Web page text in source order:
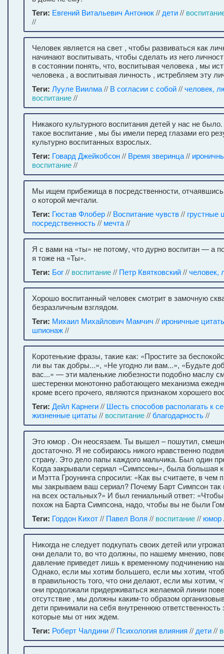
Теги: Евгений Витальевич Антонюк// дети//
//
Человек является на свет , чтобы развиваться как
начинают воспитывать, чтобы сделать из него
в состоянии понять, что, воспитывая человека , мы
человека , а воспитывая личность , истребляем эту
Теги: Лууле Виилма// В согласии с собой//человек,
воспитание//
Никакого культурного воспитания детей у нас не
такое воспитание , мы бы имели перед глазами его
культурно воспитанных взрослых.
Теги: Говард Джейкобсон// Время зверинца//
воспитание//
Мы ищем прибежища в посредственности, отчаявшись
о которой мечтали.
Теги: Гюстав Флобер// Воспитание чувств// грустные
посредственность// мечта//
Я с вами на «ты» не потому, что дурно воспитан — а
я тоже на «Ты».
Теги: Бог// воспитание// Петр Квятковский//человек,
Хорошо воспитанный человек смотрит в замочную
безразличным взглядом.
Теги: Михаил Михайлович Мамчич // ироничные
шпионаж//
Коротенькие фразы, такие как: «Простите за
ли вы так добры...», «Не угодно ли вам...», «Будьте
вас...» — эти маленькие любезности подобно маслу
шестеренки монотонно работающего механизма
кроме всего прочего, являются признаком хорошего
Теги: Дейл Карнеги// Шесть способов располагать к
жизненные цитаты // воспитание//благодарность//
Это юмор . Он неосязаем. Ты вышел – пошутил,
достаточно. Я не собираюсь никого нравственно
страну. Это дело папы каждого мальчика. Был один
Когда закрывали сериал «Симпсоны», была большая
и Мэтта Гроунинга спросили: «Как вы считаете, в чем
мы закрываем ваш сериал? Почему Барт Симпсон так
на всех остальных?» И был гениальный ответ:
похож на Барта Симпсона, надо, чтобы вы не были
Теги: Гордон Кихот// Павел Воля // воспитание// юмор
Никогда не следует подкупать своих детей или
они делали то, во что должны, по нашему мнению,
давление приведет лишь к временному подчинению
Однако, если мы хотим большего, если мы хотим,
в правильность того, что они делают, если мы хотим,
они продолжали придерживаться желаемой линии
отсутствие , мы должны каким-то образом
дети принимали на себя внутреннюю ответственность
которые мы от них ждем.
Теги: Роберт Чалдини// Психология влияния // дети//